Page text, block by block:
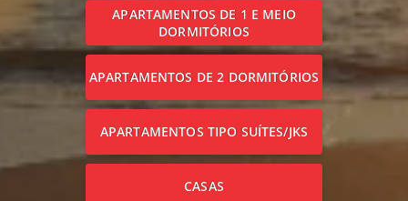
APARTAMENTOS DE 1 E MEIO
DORMITÓRIOS
APARTAMENTOS DE 2 DORMITÓRIOS
APARTAMENTOS TIPO SUÍTES/JKS
CASAS